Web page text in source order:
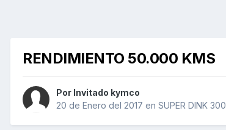
RENDIMIENTO 50.000 KMS
Por Invitado kymco
20 de Enero del 2017 en SUPER DINK 300